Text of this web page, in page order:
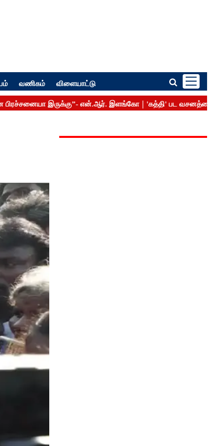
வணிகம் விளையாட்டு